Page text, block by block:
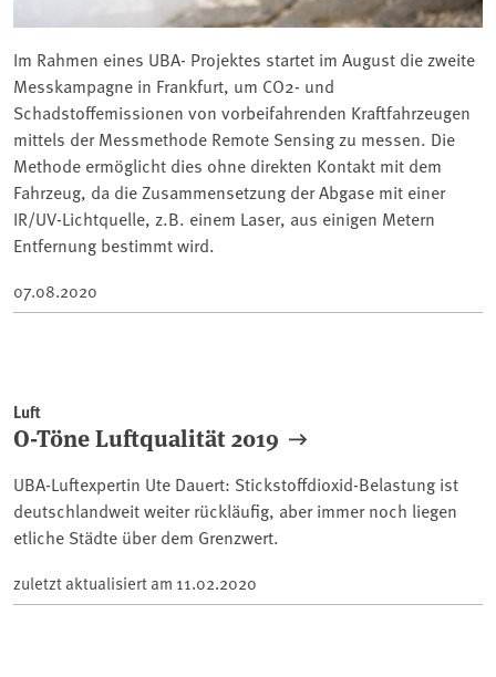
Im Rahmen eines UBA- Projektes startet im August die zweite
Messkampagne in Frankfurt, um CO2- und
Schadstoffemissionen von vorbeifahrenden Kraftfahrzeugen
mittels der Messmethode Remote Sensing zu messen. Die
Methode ermöglicht dies ohne direkten Kontakt mit dem
Fahrzeug, da die Zusammensetzung der Abgase mit einer
IR/UV-Lichtquelle, z.B. einem Laser, aus einigen Metern
Entfernung bestimmt wird.
07.08.2020
Luft
O-Töne Luftqualität 2019
UBA-Luftexpertin Ute Dauert: Stickstoffdioxid-Belastung ist
deutschlandweit weiter rückläufig, aber immer noch liegen
etliche Städte über dem Grenzwert.
zuletzt aktualisiert am 11.02.2020